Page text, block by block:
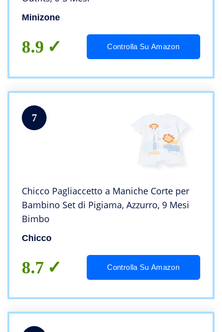
Minizone
8.9 Controlla Su Amazon
7
Chicco Pagliaccetto a Maniche Corte per
Bambino Set di Pigiama, Azzurro, 9 Mesi
Bimbo
Chicco
8.7 Controlla Su Amazon